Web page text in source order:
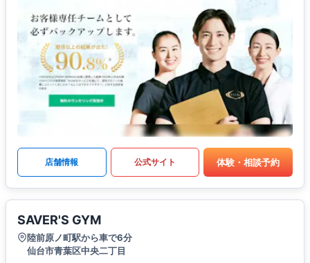
店舗情報 公式サイト 体験・相談予約
SAVER'S GYM
陸前原ノ町駅から車で6分
仙台市青葉区中央二丁目